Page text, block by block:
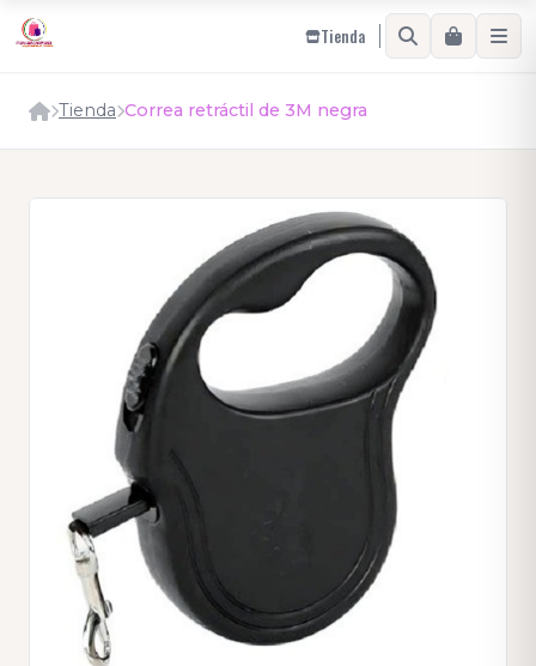
Tienda
Tienda Correa retráctil de 3M negra